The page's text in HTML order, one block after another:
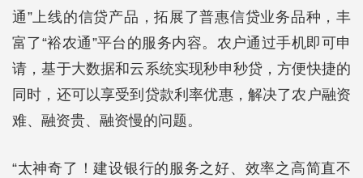
通”上线的信贷产品，拓展了普惠信贷业务品种，丰
富了“裕农通”平台的服务内容。农户通过手机即可申
请，基于大数据和云系统实现秒申秒贷，方便快捷的
同时，还可以享受到贷款利率优惠，解决了农户融资
难、融资贵、融资慢的问题。
“太神奇了！建设银行的服务之好、效率之高简直不